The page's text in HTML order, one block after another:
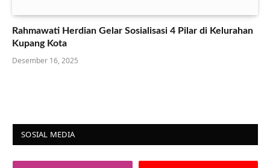
Rahmawati Herdian Gelar Sosialisasi 4 Pilar di Kelurahan
Kupang Kota
Desember 16, 2025
SOSIAL MEDIA